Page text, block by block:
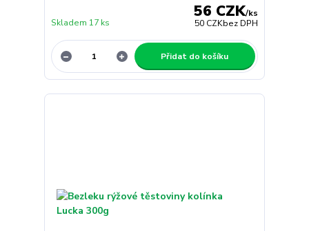
56 CZK/ks
50 CZKbez DPH
Skladem 17 ks
Přidat do košíku